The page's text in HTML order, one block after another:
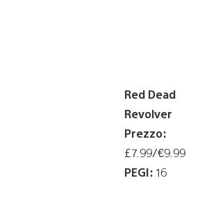
Red Dead
Revolver
Prezzo:
£7.99/€9.99
PEGI: 16